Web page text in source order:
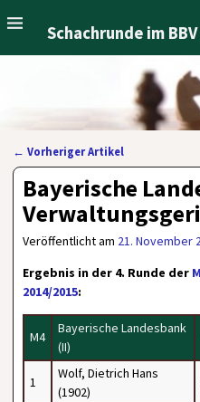
Schachrunde im BBV
Artikelnavigation
← Vorheriger Artikel
Bayerische
Veröffentlicht am 21. November
Ergebnis in der 4. Runde der
2014/2015:
M4
Bayerische Landesbank
(II)
1
Wolf, Dietrich Hans
(1902)